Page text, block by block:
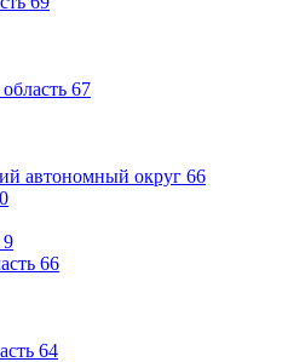
67
автономный округ 66
9
66
64